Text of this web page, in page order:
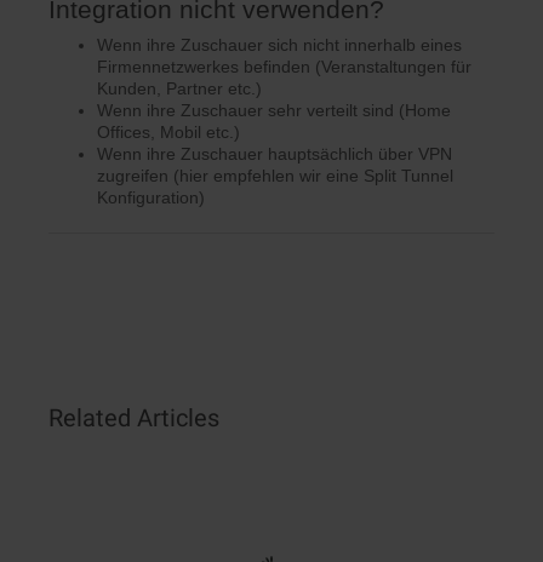
Integration nicht verwenden?
Wenn ihre Zuschauer sich nicht innerhalb eines
Firmennetzwerkes befinden (Veranstaltungen für
Kunden, Partner etc.)
Wenn ihre Zuschauer sehr verteilt sind (Home
Offices, Mobil etc.)
Wenn ihre Zuschauer hauptsächlich über VPN
zugreifen (hier empfehlen wir eine Split Tunnel
Konfiguration)
Related Articles